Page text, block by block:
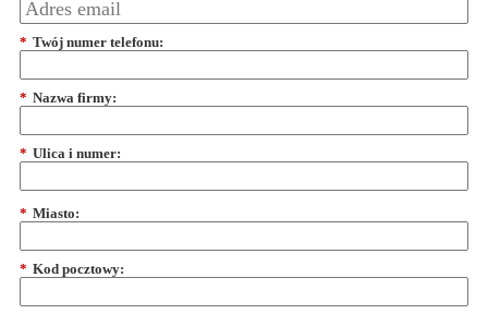
* Twój numer telefonu:
* Nazwa firmy:
* Ulica i numer:
* Miasto:
* Kod pocztowy: